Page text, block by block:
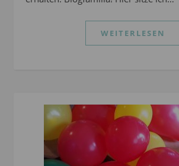
WEITERLESEN